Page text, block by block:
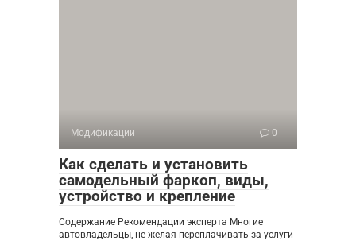
Модификации 0
Как сделать и установить
самодельный фаркоп, виды,
устройство и крепление
Содержание Рекомендации эксперта Многие
автовладельцы, не желая переплачивать за услуги